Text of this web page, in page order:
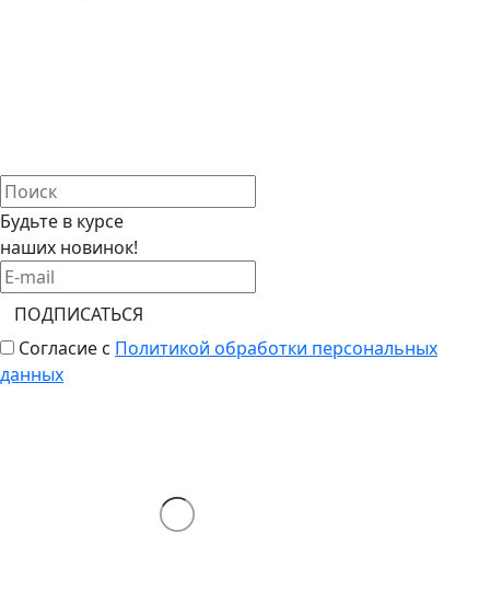
Будьте в курсе
наших новинок!
ПОДПИСАТЬСЯ
Согласие с Политикой обработки персональных
данных